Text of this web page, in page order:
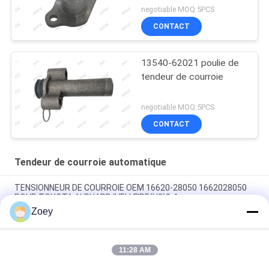
negotiable MOQ:5PCS
CONTACT
13540-62021 poulie de
tendeur de courroie
negotiable MOQ:5PCS
CONTACT
Tendeur de courroie automatique
TENSIONNEUR DE COURROIE OEM 16620-28050 1662028050
POUR TOYOTA ALPHARD/VELLFIRE(H2)2.4
54.90mm Diamètre extérieur Mazdaspeed 6 Alternateur avec
7 rainures
La valeur de l'échantillon est calculée en fonction de
Zoey
11:28 AM